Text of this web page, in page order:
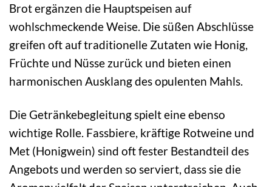
Brot ergänzen die Hauptspeisen auf
wohlschmeckende Weise. Die süßen Abschlüsse
greifen oft auf traditionelle Zutaten wie Honig,
Früchte und Nüsse zurück und bieten einen
harmonischen Ausklang des opulenten Mahls.
Die Getränkebegleitung spielt eine ebenso
wichtige Rolle. Fassbiere, kräftige Rotweine und
Met (Honigwein) sind oft fester Bestandteil des
Angebots und werden so serviert, dass sie die